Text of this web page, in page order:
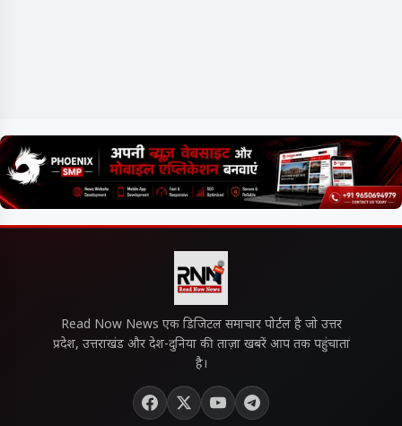
Read Now News एक डिजिटल समाचार पोर्टल है जो उत्तर
प्रदेश, उत्तराखंड और देश-दुनिया की ताज़ा खबरें आप तक पहुंचाता
है।